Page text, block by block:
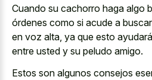
Cuando su cachorro haga algo
órdenes como si acude a
en voz alta, ya que esto
entre usted y su peludo amigo.
Estos son algunos consejos